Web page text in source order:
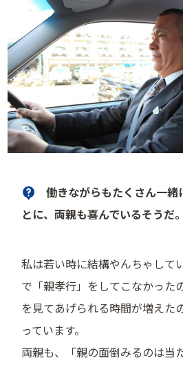
働きながらもたくさん一緒
とに、両親も喜んでいるそうだ。
私は若い時に結構やんちゃして
で「親孝行」をしてこなかった
を見てあげられる時間が増えた
っています。
両親も、「親の面倒みるのは当